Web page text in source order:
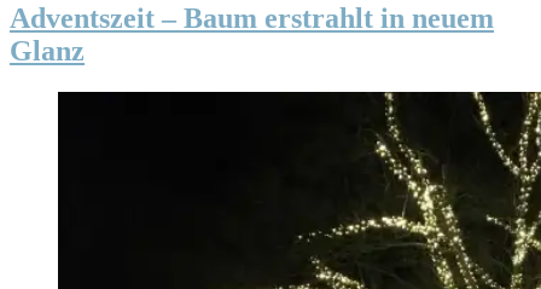
Adventszeit – Baum erstrahlt in neuem
Glanz